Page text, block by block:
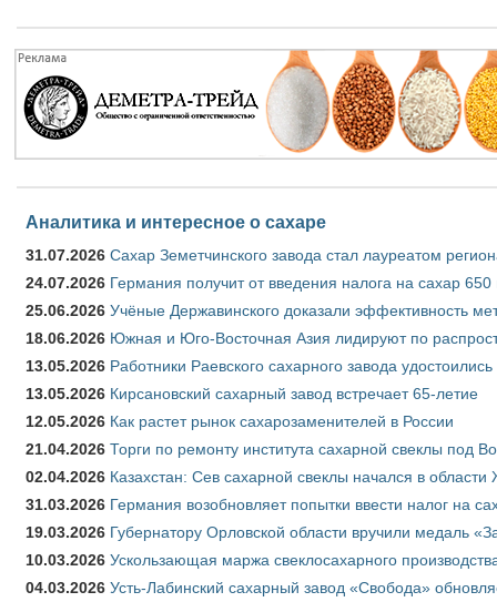
Аналитика и интересное о сахаре
31.07.2026 Сахар Земетчинского завода стал лауреатом
24.07.2026 Германия получит от введения налога на сахар
25.06.2026 Учёные Державинского доказали эффективность
18.06.2026 Южная и Юго-Восточная Азия лидируют по
13.05.2026 Работники Раевского сахарного завода удостоились
13.05.2026 Кирсановский сахарный завод встречает 65-летие
12.05.2026 Как растет рынок сахарозаменителей в России
21.04.2026 Торги по ремонту института сахарной свеклы под
02.04.2026 Казахстан: Сев сахарной свеклы начался в области
31.03.2026 Германия возобновляет попытки ввести налог на
19.03.2026 Губернатору Орловской области вручили медаль
10.03.2026 Ускользающая маржа свеклосахарного
04.03.2026 Усть-Лабинский сахарный завод «Свобода»